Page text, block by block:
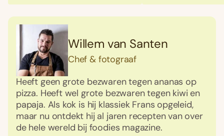
Willem van Santen
Chef & fotograaf
Heeft geen grote bezwaren tegen ananas op
pizza. Heeft wel grote bezwaren tegen kiwi en
papaja. Als kok is hij klassiek Frans opgeleid,
maar nu ontdekt hij al jaren recepten van over
de hele wereld bij foodies magazine.